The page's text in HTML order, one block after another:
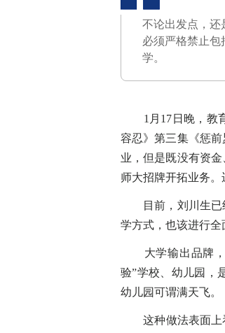
不论出发点，还
必须严格禁止包
学。
1月17日晚，教育
容忍》第三集《惩
业，但是既没有资
师大招牌开拓业务。
目前，刘川生已经
学方式，也该进行全
大学输出品牌，
验”学校、幼儿园，
幼儿园可谓满天飞。
这种做法表面上看